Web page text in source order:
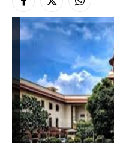
Facebook
X
(Twitter)
Instagram